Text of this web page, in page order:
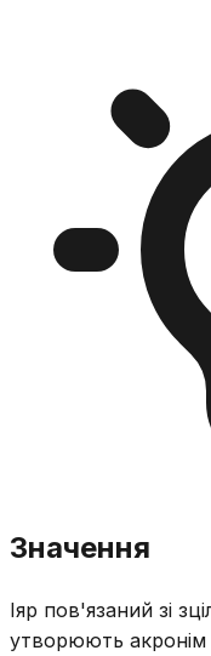
Значення
Іяр пов'язаний зі
утворюють акронім